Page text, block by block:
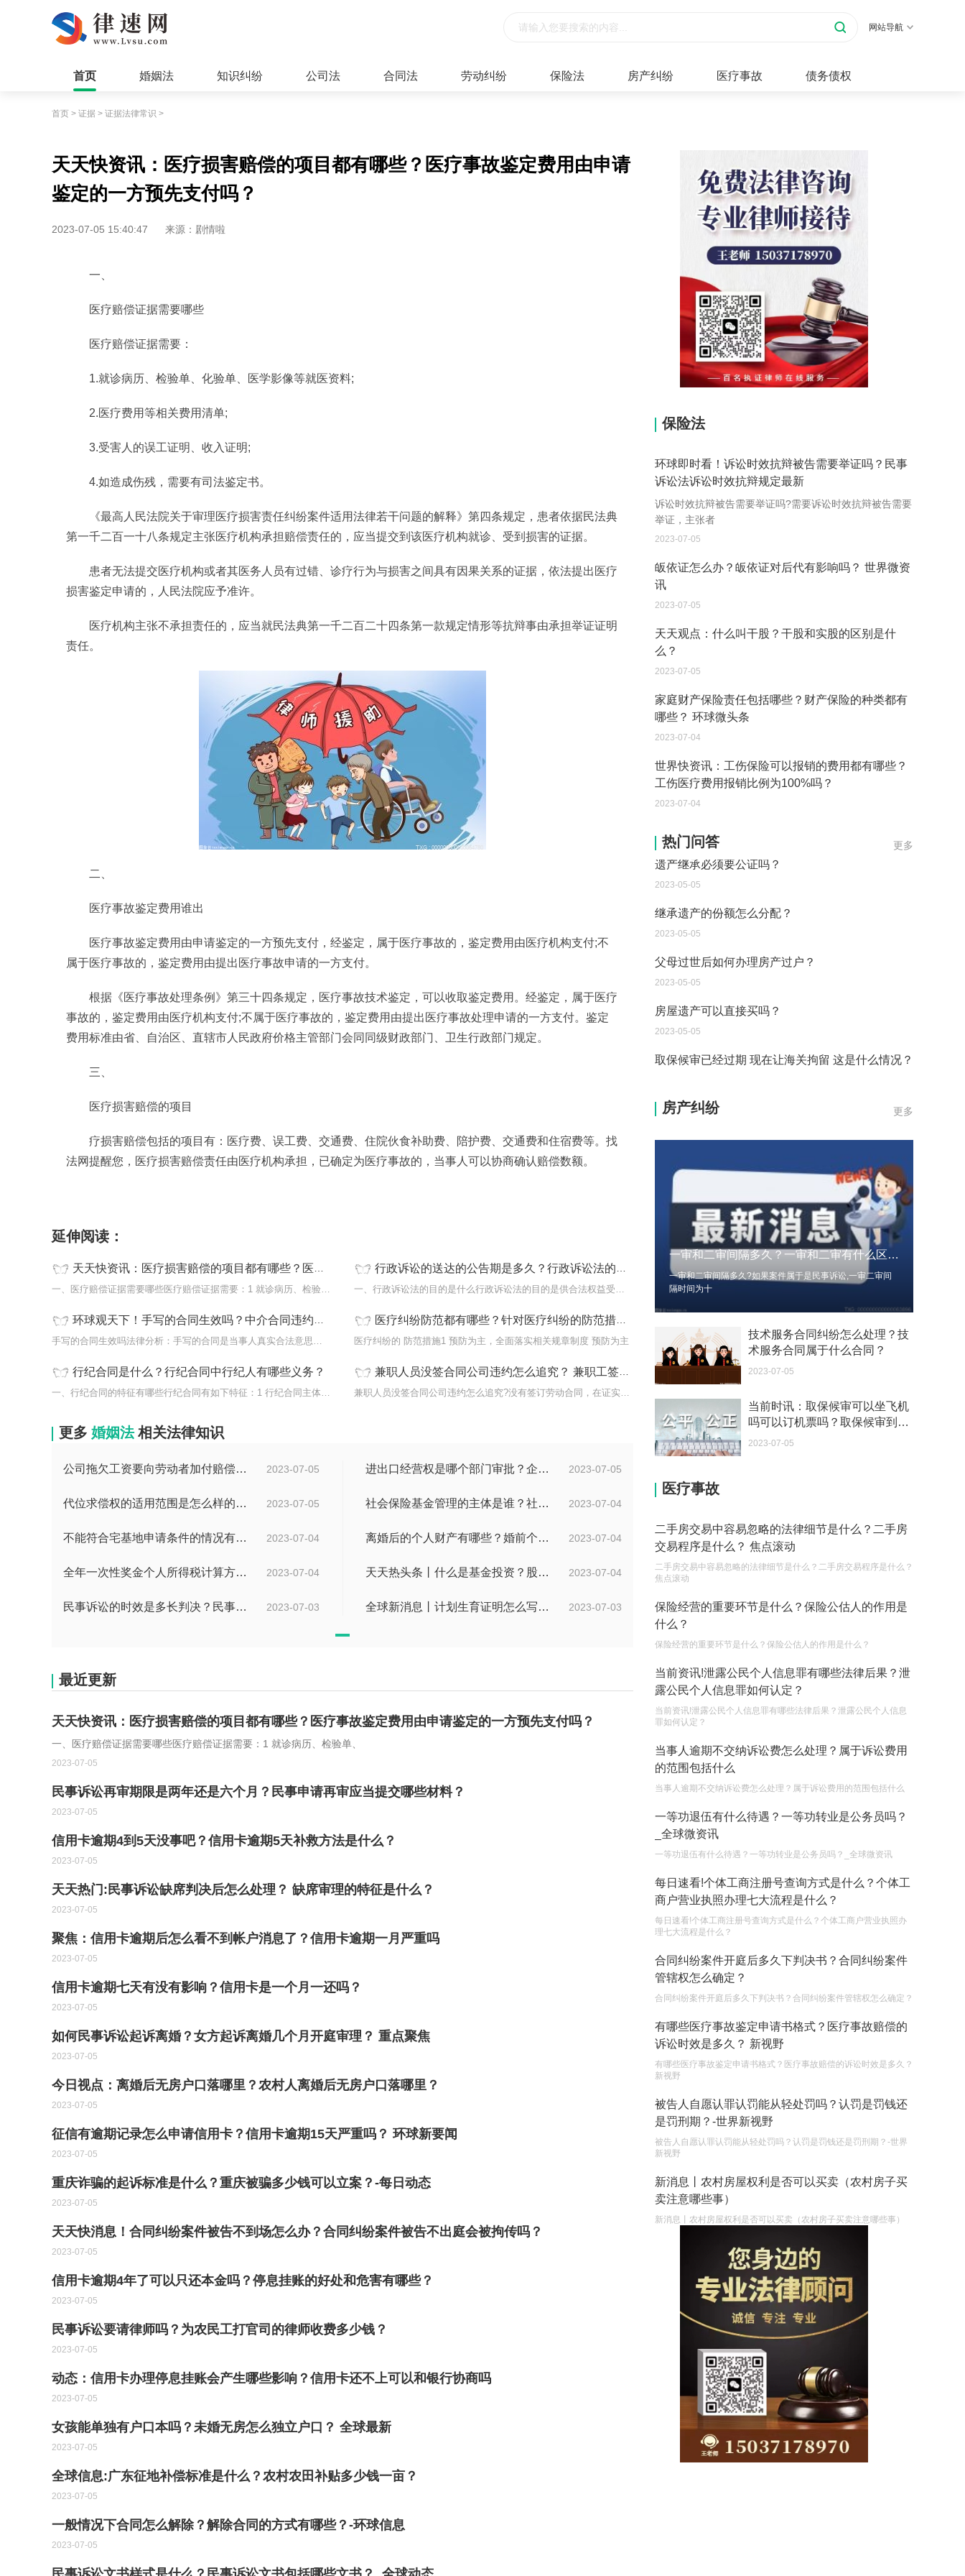
网站导航
首页 婚姻法 知识纠纷 公司法 合同法 劳动纠纷 保险法 房产纠纷 医疗事故 债务债权
首页 > 证据 > 证据法律常识 >
天天快资讯：医疗损害赔偿的项目都有哪些？医疗事故鉴定费用由申请
鉴定的一方预先支付吗？
2023-07-05 15:40:47 来源：剧情啦
一、
医疗赔偿证据需要哪些
医疗赔偿证据需要：
1.就诊病历、检验单、化验单、医学影像等就医资料;
2.医疗费用等相关费用清单;
3.受害人的误工证明、收入证明;
4.如造成伤残，需要有司法鉴定书。
《最高人民法院关于审理医疗损害责任纠纷案件适用法律若干问题的解释》第四条规定，患者依据民法典
第一千二百一十八条规定主张医疗机构承担赔偿责任的，应当提交到该医疗机构就诊、受到损害的证据。
患者无法提交医疗机构或者其医务人员有过错、诊疗行为与损害之间具有因果关系的证据，依法提出医疗
损害鉴定申请的，人民法院应予准许。
医疗机构主张不承担责任的，应当就民法典第一千二百二十四条第一款规定情形等抗辩事由承担举证证明
责任。
二、
医疗事故鉴定费用谁出
医疗事故鉴定费用由申请鉴定的一方预先支付，经鉴定，属于医疗事故的，鉴定费用由医疗机构支付;不
属于医疗事故的，鉴定费用由提出医疗事故申请的一方支付。
根据《医疗事故处理条例》第三十四条规定，医疗事故技术鉴定，可以收取鉴定费用。经鉴定，属于医疗
事故的，鉴定费用由医疗机构支付;不属于医疗事故的，鉴定费用由提出医疗事故处理申请的一方支付。鉴定
费用标准由省、自治区、直辖市人民政府价格主管部门会同同级财政部门、卫生行政部门规定。
三、
医疗损害赔偿的项目
疗损害赔偿包括的项目有：医疗费、误工费、交通费、住院伙食补助费、陪护费、交通费和住宿费等。找
法网提醒您，医疗损害赔偿责任由医疗机构承担，已确定为医疗事故的，当事人可以协商确认赔偿数额。
延伸阅读：
天天快资讯：医疗损害赔偿的项目都有哪些？医疗事故鉴定费用由申请鉴定的一方预先支付吗？
一、医疗赔偿证据需要哪些医疗赔偿证据需要：1 就诊病历、检验单、
行政诉讼的送达的公告期是多久？行政诉讼法的目的是什么？
一、行政诉讼法的目的是什么行政诉讼法的目的是供合法权益受到行政
环球观天下！手写的合同生效吗？中介合同违约怎么办？
手写的合同生效吗法律分析：手写的合同是当事人真实合法意思表示的
医疗纠纷防范都有哪些？针对医疗纠纷的防范措施是什么？
医疗纠纷的 防范措施1 预防为主，全面落实相关规章制度 预防为主
行纪合同是什么？行纪合同中行纪人有哪些义务？
一、行纪合同的特征有哪些行纪合同有如下特征：1 行纪合同主体的限
兼职人员没签合同公司违约怎么追究？ 兼职工签订什么合同？
兼职人员没签合同公司违约怎么追究?没有签订劳动合同，在证实确实是
更多 婚姻法 相关法律知识
2023-07-05
公司拖欠工资要向劳动者加付赔偿金吗？拖欠工资仲裁时效期间是如何规定的？ 2023-07-05
进出口经营权是哪个部门审批？企业办理进出口权的流程是怎么样的？ 世界速讯
2023-07-05
代位求偿权的适用范围是怎么样的?代位求偿权的行使条件是什么？-独家 2023-07-04
社会保险基金管理的主体是谁？社会保险基金投资运营的管理有几方面？
2023-07-04
不能符合宅基地申请条件的情况有哪些？申请宅基地需要哪些材料？ 2023-07-04
离婚后的个人财产有哪些？婚前个人财产要怎么证明？
2023-07-04
全年一次性奖金个人所得税计算方法是什么？个税专项附加扣除如何界定？ 2023-07-04
天天热头条丨什么是基金投资？股票中的价值投资是什么意思？
2023-07-03
民事诉讼的时效是多长判决？民事诉讼的诉讼费用计算-天天简讯 2023-07-03
全球新消息丨计划生育证明怎么写？计划生育证明都需要什么材料？
最近更新
天天快资讯：医疗损害赔偿的项目都有哪些？医疗事故鉴定费用由申请鉴定的一方预先支付吗？
一、医疗赔偿证据需要哪些医疗赔偿证据需要：1 就诊病历、检验单、
2023-07-05
民事诉讼再审期限是两年还是六个月？民事申请再审应当提交哪些材料？
2023-07-05
信用卡逾期4到5天没事吧？信用卡逾期5天补救方法是什么？
2023-07-05
天天热门:民事诉讼缺席判决后怎么处理？ 缺席审理的特征是什么？
2023-07-05
聚焦：信用卡逾期后怎么看不到帐户消息了？信用卡逾期一月严重吗
2023-07-05
信用卡逾期七天有没有影响？信用卡是一个月一还吗？
2023-07-05
如何民事诉讼起诉离婚？女方起诉离婚几个月开庭审理？ 重点聚焦
2023-07-05
今日视点：离婚后无房户口落哪里？农村人离婚后无房户口落哪里？
2023-07-05
征信有逾期记录怎么申请信用卡？信用卡逾期15天严重吗？ 环球新要闻
2023-07-05
重庆诈骗的起诉标准是什么？重庆被骗多少钱可以立案？-每日动态
2023-07-05
天天快消息！合同纠纷案件被告不到场怎么办？合同纠纷案件被告不出庭会被拘传吗？
2023-07-05
信用卡逾期4年了可以只还本金吗？停息挂账的好处和危害有哪些？
2023-07-05
民事诉讼要请律师吗？为农民工打官司的律师收费多少钱？
2023-07-05
动态：信用卡办理停息挂账会产生哪些影响？信用卡还不上可以和银行协商吗
2023-07-05
女孩能单独有户口本吗？未婚无房怎么独立户口？ 全球最新
2023-07-05
全球信息:广东征地补偿标准是什么？农村农田补贴多少钱一亩？
2023-07-05
一般情况下合同怎么解除？解除合同的方式有哪些？-环球信息
2023-07-05
保险法
环球即时看！诉讼时效抗辩被告需要举证吗？民事
诉讼法诉讼时效抗辩规定最新
诉讼时效抗辩被告需要举证吗?需要诉讼时效抗辩被告需要
举证，主张者
2023-07-05
皈依证怎么办？皈依证对后代有影响吗？ 世界微资
讯
2023-07-05
天天观点：什么叫干股？干股和实股的区别是什
么？
2023-07-05
家庭财产保险责任包括哪些？财产保险的种类都有
哪些？ 环球微头条
2023-07-04
世界快资讯：工伤保险可以报销的费用都有哪些？
工伤医疗费用报销比例为100%吗？
2023-07-04
更多
热门问答
遗产继承必须要公证吗？
继承遗产的份额怎么分配？
父母过世后如何办理房产过户？
房屋遗产可以直接买吗？
取保候审已经过期 现在让海关拘留 这是什么情况？
2023-05-04
我想问一下申请护照需要带什么证件？
您好：请问从国外进口的费钢税率是多少？非常感
2023-05-04
外国旅游签证可以在中国大使馆登记结婚吗？
2023-05-04
我可以在苏州申请护照吗？我所在的地方是云南
2023-05-04
你好 我想问一下外国人来这里工作没有护照该怎么
如何续签居住证 我的1月7日到期
2023-05-04
关报案？
你好 我需要申请去美国结婚的签证 过程是什么？
代理权的产生原因是什么？当我国没有外贸经营权
的企业委托外贸公司进出口贸易时，相关当事人的
权利和责任是什么？
2023-05-04
单纯的遗产赠要缴税吗？
2023-05-05
更多
房产纠纷
一审和二审间隔多久？一审和二审有什么区别？
一审和二审间隔多久?如果案件属于是民事诉讼,一审二审间
隔时间为十
技术服务合同纠纷怎么处理？技
术服务合同属于什么合同？
2023-07-05
当前时讯：取保候审可以坐飞机
吗可以订机票吗？取保候审到期
能连续吗？
2023-07-05
医疗事故
二手房交易中容易忽略的法律细节是什么？二手房
交易程序是什么？ 焦点滚动
二手房交易中容易忽略的法律细节是什么？二手房交易程序是什么？
焦点滚动
保险经营的重要环节是什么？保险公估人的作用是
什么？
保险经营的重要环节是什么？保险公估人的作用是什么？
当前资讯!泄露公民个人信息罪有哪些法律后果？泄
露公民个人信息罪如何认定？
当前资讯!泄露公民个人信息罪有哪些法律后果？泄露公民个人信息
罪如何认定？
当事人逾期不交纳诉讼费怎么处理？属于诉讼费用
的范围包括什么
当事人逾期不交纳诉讼费怎么处理？属于诉讼费用的范围包括什么
一等功退伍有什么待遇？一等功转业是公务员吗？
_全球微资讯
一等功退伍有什么待遇？一等功转业是公务员吗？_全球微资讯
每日速看!个体工商注册号查询方式是什么？个体工
商户营业执照办理七大流程是什么？
每日速看!个体工商注册号查询方式是什么？个体工商户营业执照办
理七大流程是什么？
合同纠纷案件开庭后多久下判决书？合同纠纷案件
管辖权怎么确定？
合同纠纷案件开庭后多久下判决书？合同纠纷案件管辖权怎么确定？
有哪些医疗事故鉴定申请书格式？医疗事故赔偿的
诉讼时效是多久？ 新视野
有哪些医疗事故鉴定申请书格式？医疗事故赔偿的诉讼时效是多久？
新视野
被告人自愿认罪认罚能从轻处罚吗？认罚是罚钱还
是罚刑期？-世界新视野
被告人自愿认罪认罚能从轻处罚吗？认罚是罚钱还是罚刑期？-世界
新视野
新消息丨农村房屋权利是否可以买卖（农村房子买
卖注意哪些事）
新消息丨农村房屋权利是否可以买卖（农村房子买卖注意哪些事）